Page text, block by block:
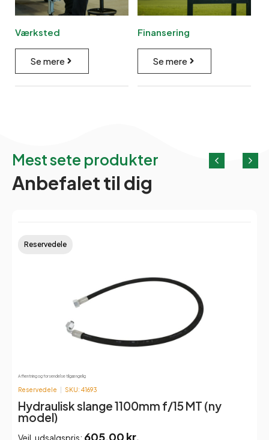
Værksted
Se mere
Finansering
Se mere
Mest sete produkter
Anbefalet til dig
Reservedele
Afhentning og forsendelse tilgængelig
Reservedele SKU: 41693
Hydraulisk slange 1100mm f/15 MT (ny
model)
Vejl. udsalgspris: 605,00 kr.